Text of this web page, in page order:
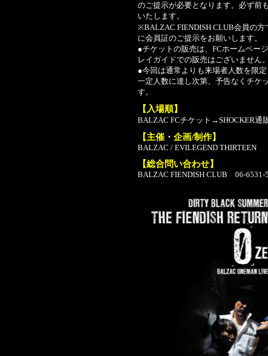
のご提示が必要となります。必ず前
いたします。
※BALZAC FIENDISH CLUB会員の
に会員証のご提示をお願いします。
●チケットの販売は、FCホームペー
レイガイドでの販売はございません
●今回は通常よりも来場者人数を限
一定人数に達し次第、予告なくチケ
す。
【入場順】
BALZAC FCチケット→SHOCKER通
【主催・企画/制作】
BALZAC / EVILEGEND THIRTEEN
【総合問い合わせ】
BALZAC FIENDISH CLUB 06-6531-